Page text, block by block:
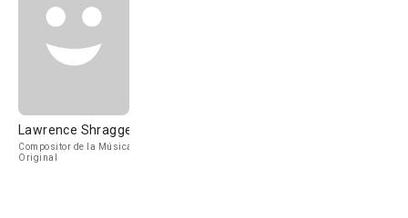
Lawrence Shragge
Compositor de la Música
Original